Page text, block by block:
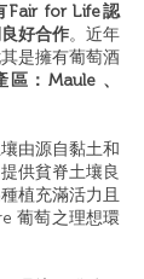
Fair for Life認
好合作。近年
是擁有葡萄酒
：Maule 、
由源自黏土和
供貧脊土壤良
植充滿活力且
葡萄之理想環